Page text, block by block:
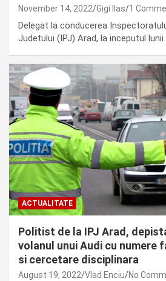
November 14, 2022 Gigi Ilas 1
Delegat la conducerea
Judetului (IPJ) Arad, la inceputul lunii
ACTUALITATE
Politist de la IPJ Arad,
volanul unui Audi cu numere
si cercetare disciplinara
August 19, 2022 Vlad Enciu No